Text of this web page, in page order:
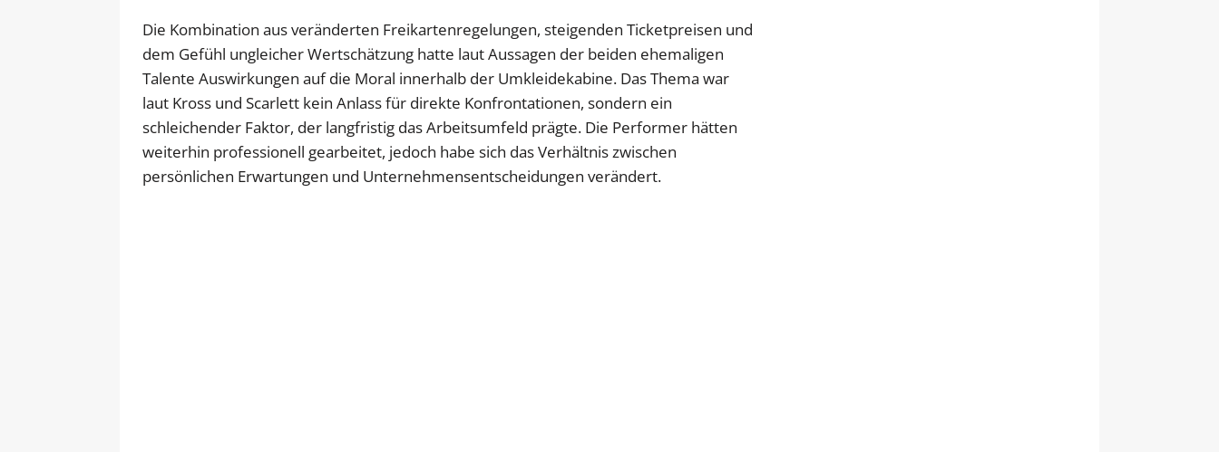
Die Kombination aus veränderten Freikartenregelungen, steigenden Ticketpreisen und
dem Gefühl ungleicher Wertschätzung hatte laut Aussagen der beiden ehemaligen
Talente Auswirkungen auf die Moral innerhalb der Umkleidekabine. Das Thema war
laut Kross und Scarlett kein Anlass für direkte Konfrontationen, sondern ein
schleichender Faktor, der langfristig das Arbeitsumfeld prägte. Die Performer hätten
weiterhin professionell gearbeitet, jedoch habe sich das Verhältnis zwischen
persönlichen Erwartungen und Unternehmensentscheidungen verändert.